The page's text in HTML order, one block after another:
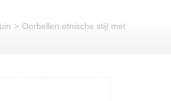
> Oorbellen etnische stijl met